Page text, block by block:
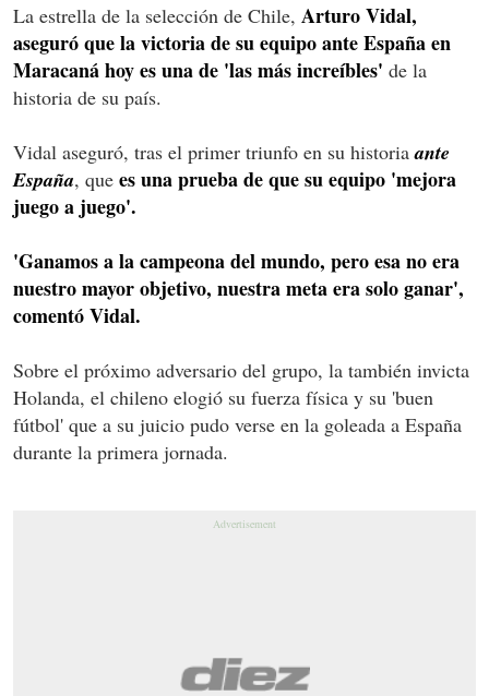
La estrella de la selección de Chile, Arturo Vidal,
aseguró que la victoria de su equipo ante España en
Maracaná hoy es una de 'las más increíbles' de la
historia de su país.
Vidal aseguró, tras el primer triunfo en su historiaante
España, que es una prueba de que su equipo 'mejora
juego a juego'.
'Ganamos a la campeona del mundo, pero esa no era
nuestro mayor objetivo, nuestra meta era solo ganar',
comentó Vidal.
Sobre el próximo adversario del grupo, la también invicta
Holanda, el chileno elogió su fuerza física y su 'buen
fútbol' que a su juicio pudo verse en la goleada a España
durante la primera jornada.